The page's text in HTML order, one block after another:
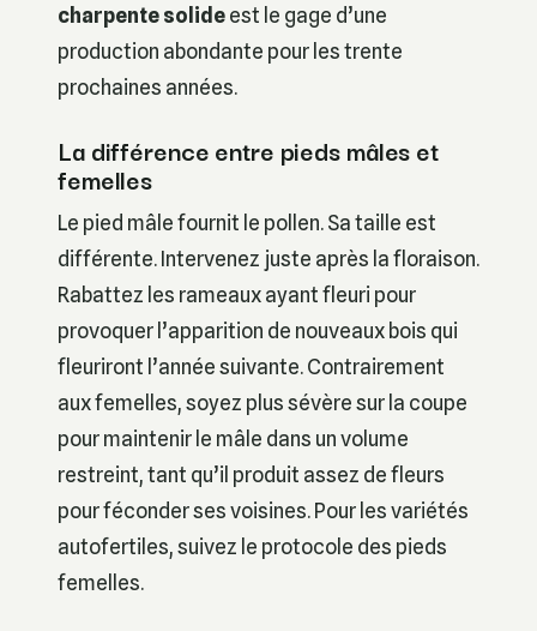
charpente solideest le gage d’une
production abondante pour les trente
prochaines années.
La différence entre pieds mâles et
femelles
Le pied mâle fournit le pollen. Sa taille est
différente. Intervenez juste après la floraison.
Rabattez les rameaux ayant fleuri pour
provoquer l’apparition de nouveaux bois qui
fleuriront l’année suivante. Contrairement
aux femelles, soyez plus sévère sur la coupe
pour maintenir le mâle dans un volume
restreint, tant qu’il produit assez de fleurs
pour féconder ses voisines. Pour les variétés
autofertiles, suivez le protocole des pieds
femelles.